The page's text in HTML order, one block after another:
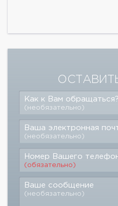
Как к Вам обращаться?
(необязательно)
Ваша электронная
(необязательно)
Номер Вашего
(обязательно)
Ваше сообщение
(необязательно)